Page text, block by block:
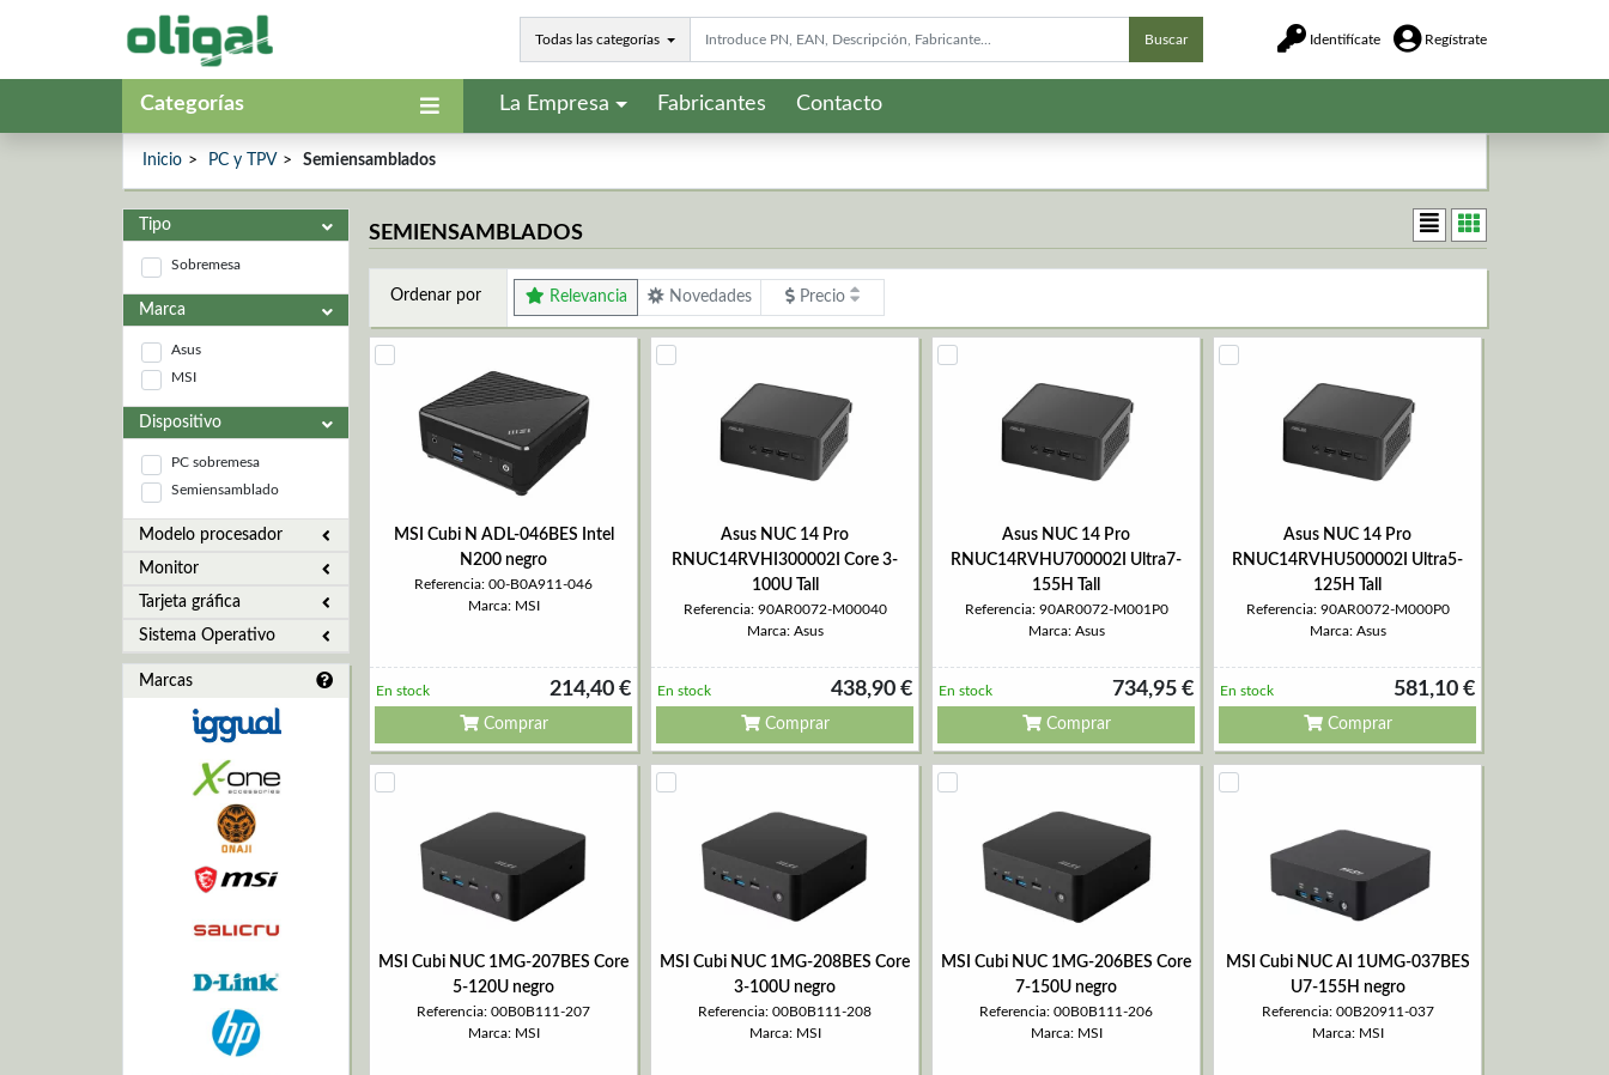
Todas las categorías Buscar Identifícate Regístrate
Categorías La Empresa Fabricantes Contacto
Inicio PC y TPV Semiensamblados
Tipo
Sobremesa
Marca
Asus
MSI
Dispositivo
PC sobremesa
Semiensamblado
Modelo procesador
Monitor
Tarjeta gráfica
Sistema Operativo
Marcas
SEMIENSAMBLADOS
Ordenar por Relevancia Novedades Precio
MSI Cubi N ADL-046BES Intel
N200 negro
Referencia: 00-B0A911-046
Marca: MSI
214,40 €
En stock
Comprar
Asus NUC 14 Pro
RNUC14RVHI300002I Core 3-
100U Tall
Referencia: 90AR0072-M00040
Marca: Asus
438,90 €
En stock
Comprar
Asus NUC 14 Pro
RNUC14RVHU700002I Ultra7-
155H Tall
Referencia: 90AR0072-M001P0
Marca: Asus
734,95 €
En stock
Comprar
Asus NUC 14 Pro
RNUC14RVHU500002I Ultra5-
125H Tall
Referencia: 90AR0072-M000P0
Marca: Asus
581,10 €
En stock
Comprar
MSI Cubi NUC 1MG-207BES Core
5-120U negro
Referencia: 00B0B111-207
Marca: MSI
MSI Cubi NUC 1MG-208BES Core
3-100U negro
Referencia: 00B0B111-208
Marca: MSI
MSI Cubi NUC 1MG-206BES Core
7-150U negro
Referencia: 00B0B111-206
Marca: MSI
MSI Cubi NUC AI 1UMG-037BES
U7-155H negro
Referencia: 00B20911-037
Marca: MSI